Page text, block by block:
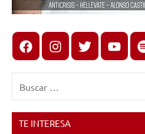
FacebookInstagram
X youtube
TE INTERESA